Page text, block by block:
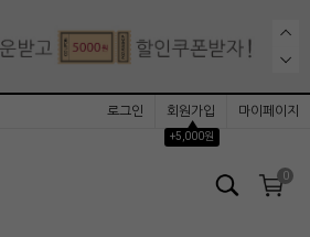
로그인
회원가입
▲
+5,000원
마이페이지
0